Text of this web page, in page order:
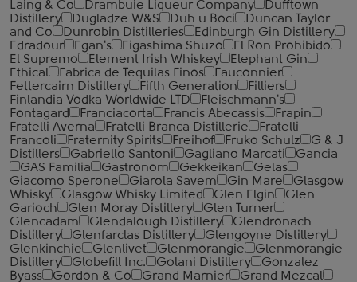
Laing & Co
Drambuie Liqueur Company
Dufftown
Distillery
Dugladze W&S Duh u Boci
Duncan Taylor
and Co
Dunrobin Distilleries
Edinburgh Gin Distillery
Edradour
Egan's Eigashima Shuzo
El Ron Prohibido
El Supremo
Element Irish Whiskey
Elephant Gin
Ethical
Fabrica de Tequilas Finos
Fauconnier
Fettercairn Distillery
Fifth Generation
Filliers
Finlandia Vodka Worldwide LTD
Fleischmann's
Fontagard
Franciacorta Francis Abecassis
Frapin
Fratelli Averna
Fratelli Branca Distillerie
Fratelli
‎Francoli
Fraternity Spirits Freihof Fruko Schulz
G & J
Distillers
Gabriello Santoni Gagliano Marcati
Gancia
GAS Familia
Gastronom Gekkeikan
Gelas
Giacomo Sperone
Giarola Savem Gin Mare
Glasgow
Whisky
Glasgow Whisky Limited Glen Elgin
Glen
Garioch
Glen Moray Distillery
Glen Turner
Glencadam
Glendalough Distillery
Glendronach
Distillery
Glenfarclas Distillery
Glengoyne Distillery
Glenkinchie
Glenlivet Glenmorangie
Glenmorangie
Distillery
Globefill Inc. Golani Distillery
Gonzalez
Byass
Gordon & Co Grand Marnier
Grand Mezcal